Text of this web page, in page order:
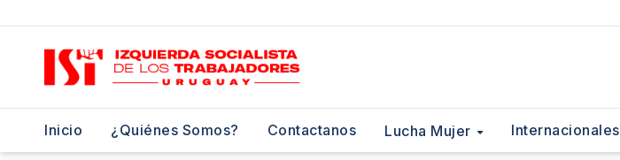
contenido
Inicio ¿Quiénes Somos? Contactanos Lucha Mujer Internacionales